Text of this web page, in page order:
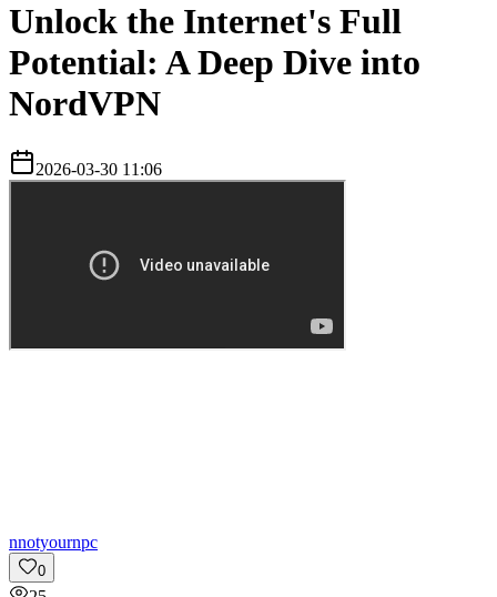
Unlock the Internet's Full
Potential: A Deep Dive into
NordVPN
2026-03-30 11:06
nnotyournpc
0